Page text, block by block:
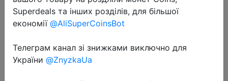
2022-06-24
Xiaomi Mi 11 Pro с глобальной
прошивкой, 128 Гб/256 ГБ,
Superdeals та інших розділів, для більшої
економії @AliSuperCoinsBot
Телеграм канал зі знижками виключно для
України @ZnyzkaUa